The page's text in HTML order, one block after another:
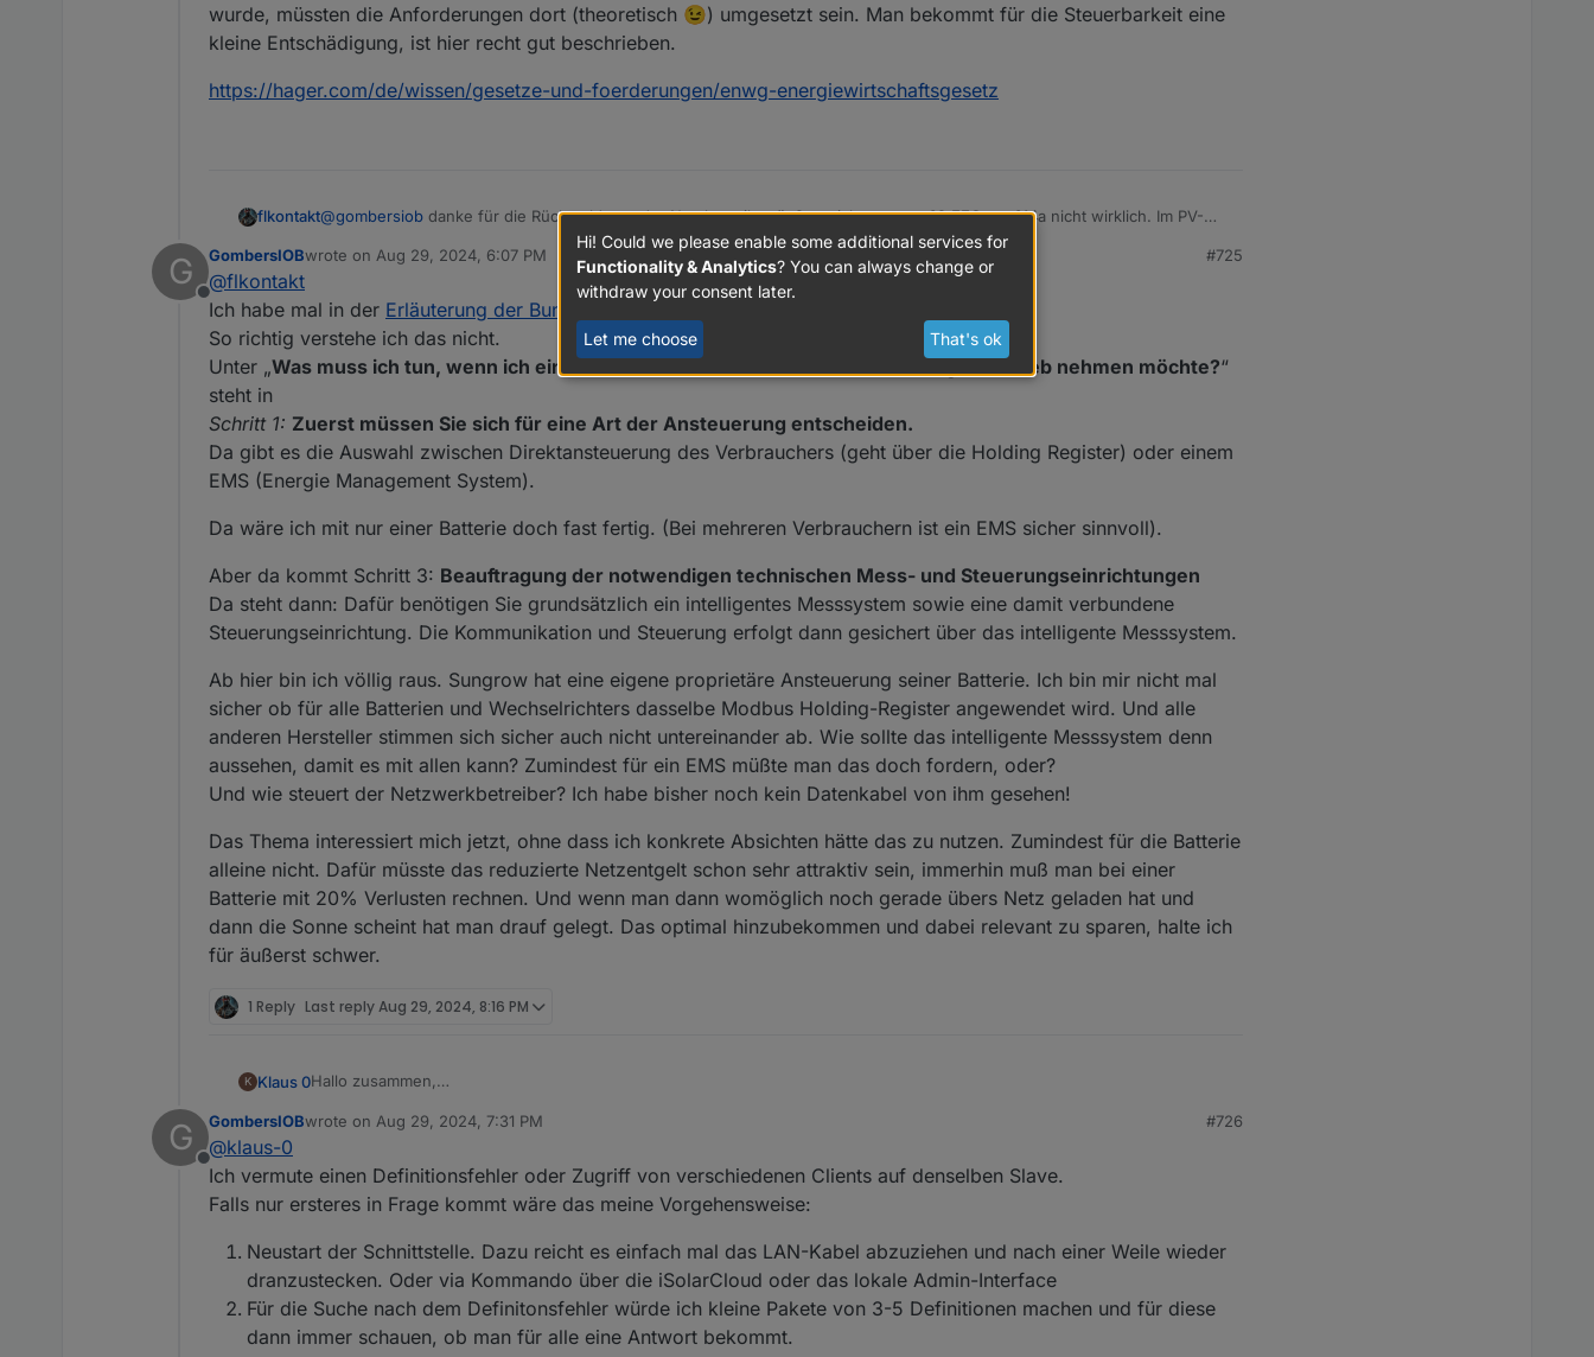
wurde, müssten die Anforderungen dort (theoretisch 😉) umgesetzt sein. Man bekommt für die Steuerbarkeit eine
kleine Entschädigung, ist hier recht gut beschrieben.
https://hager.com/de/wissen/gesetze-und-foerderungen/enwg-energiewirtschaftsgesetz
flkontakt@gombersiob danke für die Rückmeldung, der Netzbetreiber äußert sich nur zum §9 EEG, zu §14a nicht wirklich. Im PV-
Forum war ich, dort gibt es nur eine Sungrow-Info zu deren Wallbox, aber auch die geht auf §14a nicht wirklich ein. Da die
Steuerung durch das Gesetz gefordert wird, möchte ich gerne ein taugliches Wechselrichter/Speichersystem einsetzen.
scheinbar in 2024 in Betrieb genommen wurde, müssten die Anforderungen dort (theoretisch
😉) umgesetzt sein. Man bekommt für die Steuerbarkeit eine kleine Entschädigung, ist hier recht gut beschrieben.
https://hager.com/de/wissen/gesetze-und-foerderungen/enwg-energiewirtschaftsgesetz
G
Offline
GombersIOBwrote on Aug 29, 2024, 6:07 PM
last edited by
#725
@flkontakt
Ich habe mal in der Erläuterung der Bundesnetzagentur
So richtig verstehe ich das nicht.
Unter „Was muss ich tun, wenn ich eine neue steuerbare Verbrauchseinrichtung in Betrieb nehmen möchte?“
steht in
Schritt 1: Zuerst müssen Sie sich für eine Art der Ansteuerung entscheiden.
Da gibt es die Auswahl zwischen Direktansteuerung des Verbrauchers (geht über die Holding Register) oder einem
EMS (Energie Management System).
Da wäre ich mit nur einer Batterie doch fast fertig. (Bei mehreren Verbrauchern ist ein EMS sicher sinnvoll).
Aber da kommt Schritt 3: Beauftragung der notwendigen technischen Mess- und Steuerungseinrichtungen
Da steht dann: Dafür benötigen Sie grundsätzlich ein intelligentes Messsystem sowie eine damit verbundene
Steuerungseinrichtung. Die Kommunikation und Steuerung erfolgt dann gesichert über das intelligente Messsystem.
Ab hier bin ich völlig raus. Sungrow hat eine eigene proprietäre Ansteuerung seiner Batterie. Ich bin mir nicht mal
sicher ob für alle Batterien und Wechselrichters dasselbe Modbus Holding-Register angewendet wird. Und alle
anderen Hersteller stimmen sich sicher auch nicht untereinander ab. Wie sollte das intelligente Messsystem denn
aussehen, damit es mit allen kann? Zumindest für ein EMS müßte man das doch fordern, oder?
Und wie steuert der Netzwerkbetreiber? Ich habe bisher noch kein Datenkabel von ihm gesehen!
Das Thema interessiert mich jetzt, ohne dass ich konkrete Absichten hätte das zu nutzen. Zumindest für die Batterie
alleine nicht. Dafür müsste das reduzierte Netzentgelt schon sehr attraktiv sein, immerhin muß man bei einer
Batterie mit 20% Verlusten rechnen. Und wenn man dann womöglich noch gerade übers Netz geladen hat und
dann die Sonne scheint hat man drauf gelegt. Das optimal hinzubekommen und dabei relevant zu sparen, halte ich
für äußerst schwer.
1 Reply Last replyAug 29, 2024, 8:16 PM
K Klaus 0Hallo zusammen,
Seit ein paar Tagen bekomme ich nur noch diese 4 Datenpunkte ausgelesen und den Rest nicht mehr.
Aber er liest immer nur die 4 Register aus und dann schließt er die Verbindung. Siehe unten das Protokoll.
Hat evtl. jemand eine Lösung?
Grüße Klaus
modbus.0
modbus.0
2024-08-29 15:50:40.883 debug Closing client on purpose.
modbus.0
modbus.0
2024-08-29 15:50:39.882 debug Clearing timeout of the current request.
modbus.0
2024-08-29 15:50:39.882 debug Socket closed with error
G
Offline
GombersIOBwrote on Aug 29, 2024, 7:31 PM
last edited by
#726
@klaus-0
Ich vermute einen Definitionsfehler oder Zugriff von verschiedenen Clients auf denselben Slave.
Falls nur ersteres in Frage kommt wäre das meine Vorgehensweise:
Neustart der Schnittstelle. Dazu reicht es einfach mal das LAN-Kabel abzuziehen und nach einer Weile wieder
dranzustecken. Oder via Kommando über die iSolarCloud oder das lokale Admin-Interface
Für die Suche nach dem Definitonsfehler würde ich kleine Pakete von 3-5 Definitionen machen und für diese
dann immer schauen, ob man für alle eine Antwort bekommt.
Hi! Could we please enable some additional services for
Functionality & Analytics? You can always change or
withdraw your consent later.
Let me choose That's ok